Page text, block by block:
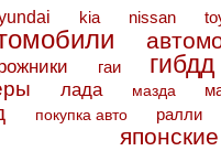
kia nissan
гаи гибдд
лада мазда
покупка авто ралли